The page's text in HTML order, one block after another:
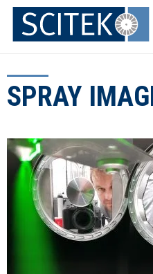
Zum
Inhalt
springen
SPRAY